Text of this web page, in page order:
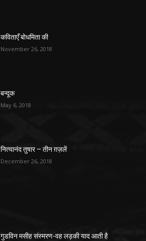
कविताएँ बोधमिता की
November 26, 2018
बन्दूक
May 6, 2018
नित्यानंद तुषार – तीन ग़ज़लें
December 26, 2018
गुडविन मसीह संस्मरण-वह लड़की याद आती है